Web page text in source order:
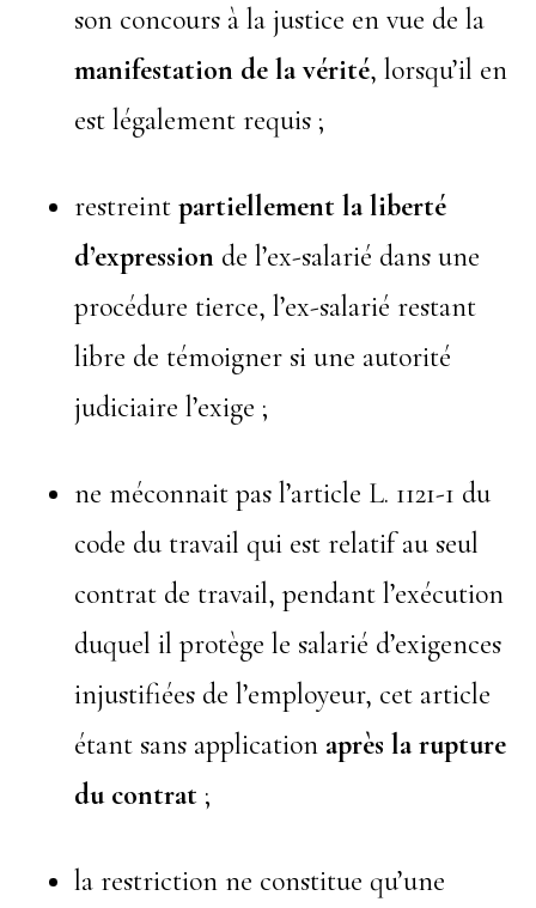
son concours à la justice en vue de la
manifestation de la vérité, lorsqu’il en
est légalement requis ;
restreintpartiellement la liberté
d’expression de l’ex-salarié dans une
procédure tierce, l’ex-salarié restant
libre de témoigner si une autorité
judiciaire l’exige ;
ne méconnait pas l’article L. 1121-1 du
code du travail qui est relatif au seul
contrat de travail, pendant l’exécution
duquel il protège le salarié d’exigences
injustifiées de l’employeur, cet article
étant sans application après la rupture
du contrat ;
la restriction ne constitue qu’une